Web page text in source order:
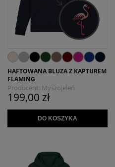
HAFTOWANA BLUZA Z KAPTUREM
FLAMING
Producent: Myszojeleń
199,00 zł
DO KOSZYKA